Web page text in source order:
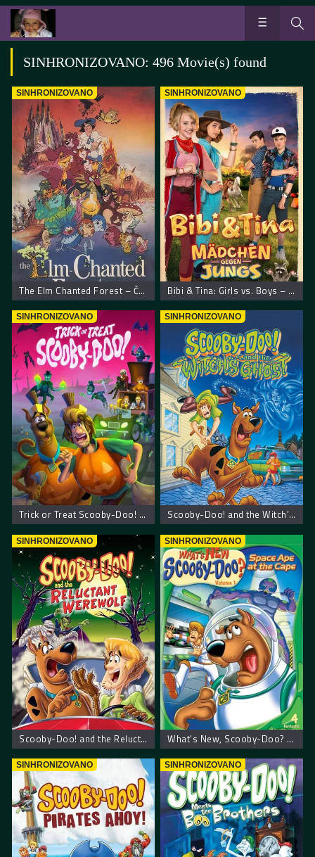
SINHRONIZOVANO: 496 Movie(s) found
SINHRONIZOVANO
The Elm Chanted Forest – Čudesna šuma
SINHRONIZOVANO
Bibi & Tina: Girls vs. Boys – Bibi i Tina: Devojčice protiv dečaka
SINHRONIZOVANO
Trick or Treat Scooby-Doo! – Scooby Doo! Prevari ili počasti
SINHRONIZOVANO
Scooby-Doo! and the Witch’s Ghost – Scooby Doo! Veštičin duh
SINHRONIZOVANO
Scooby-Doo! and the Reluctant Werewolf – Scooby Doo! Mrzovoljni vukodlak
SINHRONIZOVANO
What’s New, Scooby-Doo? Vol. 1: Space Ape at the Cape – Scooby Doo: Napadači iz svemira
SINHRONIZOVANO SINHRONIZOVANO